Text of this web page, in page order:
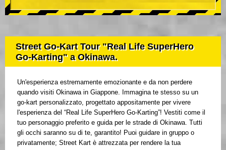
Street Go-Kart Tour "Real Life SuperHero
Go-Karting" a Okinawa.
Un'esperienza estremamente emozionante e da non perdere
quando visiti Okinawa in Giappone. Immagina te stesso su un
go-kart personalizzato, progettato appositamente per vivere
l'esperienza del “Real Life SuperHero Go-Karting”! Vestiti come il
tuo personaggio preferito e guida per le strade di Okinawa. Tutti
gli occhi saranno su di te, garantito! Puoi guidare in gruppo o
privatamente; Street Kart è attrezzata per rendere la tua